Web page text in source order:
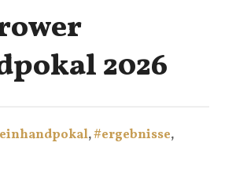
2026
,#ergebnisse,